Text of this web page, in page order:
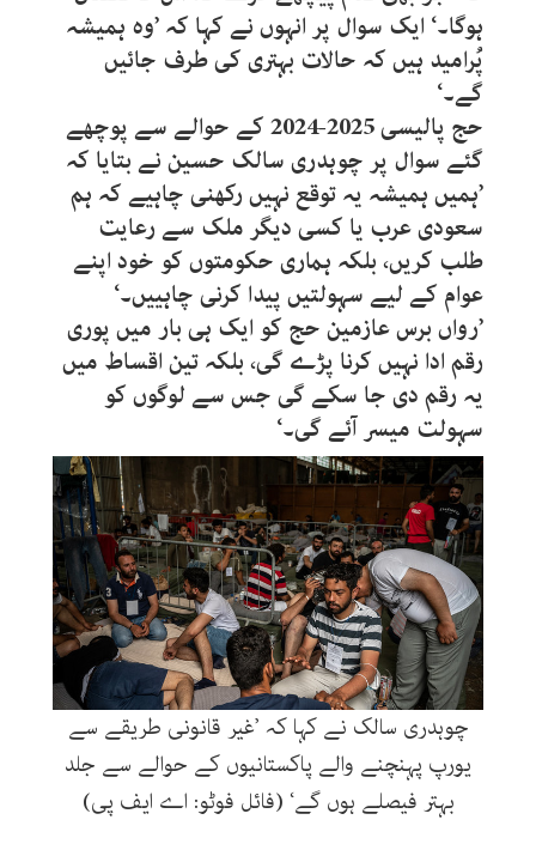
ہوگا۔‘ ایک سوال پر انہوں نے کہا کہ ’وہ ہمیشہ
پُرامید ہیں کہ حالات بہتری کی طرف جائیں
گے۔‘
حج پالیسی 2025-2024 کے حوالے سے پوچھے
گئے سوال پر چوہدری سالک حسین نے بتایا کہ
’ہمیں ہمیشہ یہ توقع نہیں رکھنی چاہیے کہ ہم
سعودی عرب یا کسی دیگر ملک سے رعایت
طلب کریں، بلکہ ہماری حکومتوں کو خود اپنے
عوام کے لیے سہولتیں پیدا کرنی چاہییں۔‘
’رواں برس عازمین حج کو ایک ہی بار میں پوری
رقم ادا نہیں کرنا پڑے گی، بلکہ تین اقساط میں
یہ رقم دی جا سکے گی جس سے لوگوں کو
سہولت میسر آئے گی۔‘
چوہدری سالک نے کہا کہ ’غیر قانونی طریقے سے
یورپ پہنچنے والے پاکستانیوں کے حوالے سے جلد
بہتر فیصلے ہوں گے‘ (فائل فوٹو: اے ایف پی)